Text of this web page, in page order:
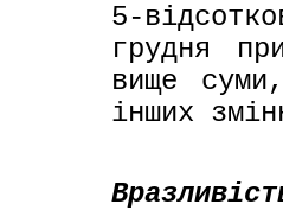
5-
грудня
вище
інших